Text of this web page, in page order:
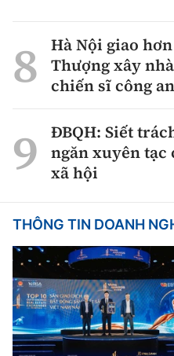
Hà Nội giao
Thượng xây
chiến sĩ công an
ĐBQH: Siết
ngăn xuyên
xã hội
THÔNG TIN DOANH